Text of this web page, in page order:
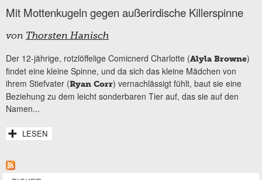
Mit Mottenkugeln gegen außerirdische Killerspinne
von Thorsten Hanisch
Der 12-jährige, rotzlöffelige Comicnerd Charlotte (Alyla Browne)
findet eine kleine Spinne, und da sich das kleine Mädchen von
ihrem Stiefvater (Ryan Corr) vernachlässigt fühlt, baut sie eine
Beziehung zu dem leicht sonderbaren Tier auf, das sie auf den
Namen...
LESEN